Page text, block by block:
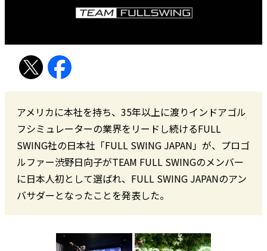
アメリカに本社を持ち、35年以上に渡りインドアゴル
フシミュレーターの業界をリードし続けるFULL
SWING社の日本社「FULL SWING JAPAN」が、プロゴ
ルファー渋野日向子がTEAM FULL SWINGのメンバー
に日本人初として選ばれ、FULL SWING JAPANのアン
バサダーとなったことを発表した。